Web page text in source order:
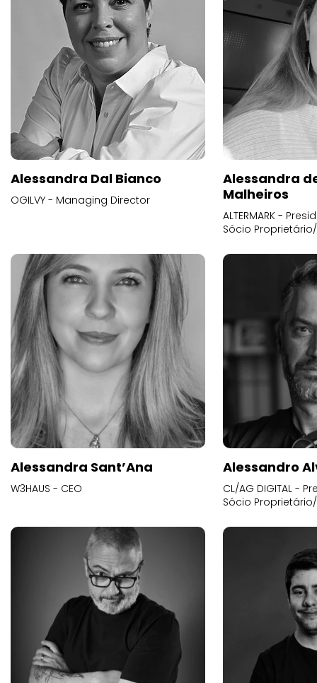
Alessandra Dal Bianco
OGILVY - Managing Director
Alessandra
Malheiros
ALTERMARK -
Sócio
Alessandra Sant’Ana
W3HAUS - CEO
Alessandro
CL/AG DIGITAL -
Sócio